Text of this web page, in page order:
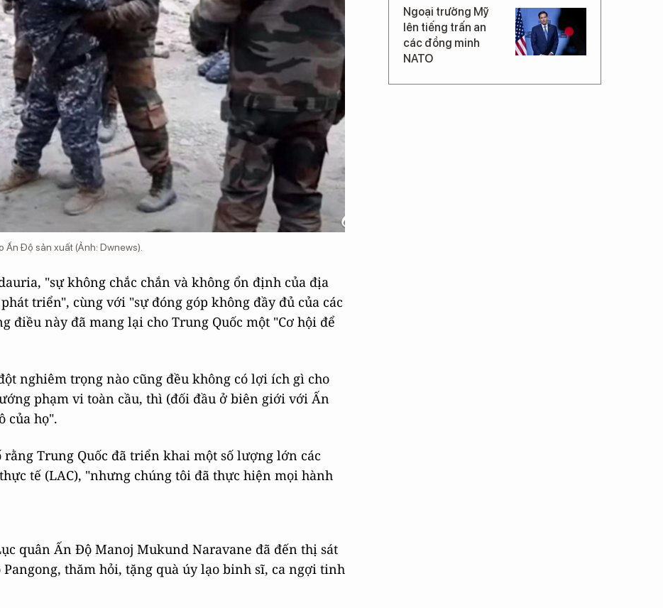
Độ sản xuất (Ảnh: Dwnews).
"sự không chắc chắn và không ổn định của địa
triển", cùng với "sự đóng góp không đầy đủ của các
điều này đã mang lại cho Trung Quốc một "Cơ hội để
nghiêm trọng nào cũng đều không có lợi ích gì cho
phạm vi toàn cầu, thì (đối đầu ở biên giới với Ấn
của họ".
Trung Quốc đã triển khai một số lượng lớn các
tế (LAC), "nhưng chúng tôi đã thực hiện mọi hành
quân Ấn Độ Manoj Mukund Naravane đã đến thị sát
thăm hỏi, tặng quà úy lạo binh sĩ, ca ngợi tinh
Ngoại trưởng Mỹ
lên tiếng trấn an
các đồng minh
NATO